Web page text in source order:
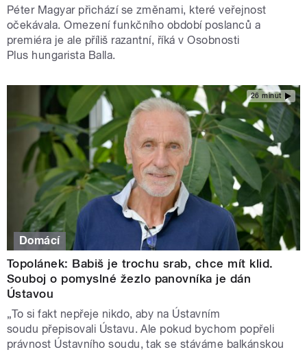
Péter Magyar přichází se změnami, které veřejnost
očekávala. Omezení funkčního období poslanců a
premiéra je ale příliš razantní, říká v Osobnosti
Plus hungarista Balla.
26 minut
Domácí
Topolánek: Babiš je trochu srab, chce mít klid.
Souboj o pomyslné žezlo panovníka je dán
Ústavou
„To si fakt nepřeje nikdo, aby na Ústavním
soudu přepisovali Ústavu. Ale pokud bychom popřeli
právnost Ústavního soudu, tak se stáváme balkánskou